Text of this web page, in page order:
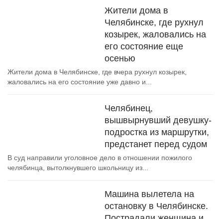
Жители дома в
Челябинске, где рухнул
козырек, жаловались на
его состояние еще
осенью
Жители дома в Челябинске, где вчера рухнул козырек,
жаловались на его состояние уже давно и...
Челябинец,
вышвырнувший девушку-
подростка из маршрутки,
предстанет перед судом
В суд направили уголовное дело в отношении пожилого
челябинца, вытолкнувшего школьницу из...
Машина вылетела на
остановку в Челябинске.